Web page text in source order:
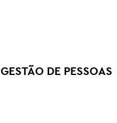
GESTÃO DE PESSOAS